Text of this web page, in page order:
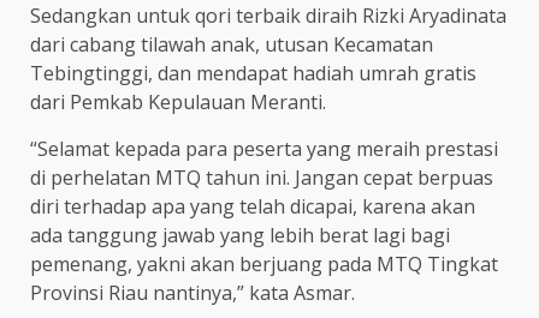
Sedangkan untuk qori terbaik diraih Rizki Aryadinata
dari cabang tilawah anak, utusan Kecamatan
Tebingtinggi, dan mendapat hadiah umrah gratis
dari Pemkab Kepulauan Meranti.
“Selamat kepada para peserta yang meraih prestasi
di perhelatan MTQ tahun ini. Jangan cepat berpuas
diri terhadap apa yang telah dicapai, karena akan
ada tanggung jawab yang lebih berat lagi bagi
pemenang, yakni akan berjuang pada MTQ Tingkat
Provinsi Riau nantinya,” kata Asmar.